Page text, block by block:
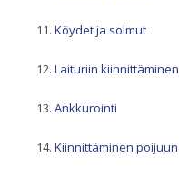
Köydet ja solmut
Laituriin kiinnittäminen
Ankkurointi
Kiinnittäminen poijuun